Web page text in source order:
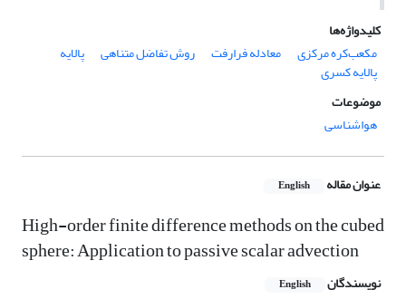
کلیدواژه‌ها
مکعب‌کره مرکزی
معادله فرارفت روش تفاضل متناهی پالایه
پالایه کسری
موضوعات
هواشناسی
عنوان مقاله English
High-order finite difference methods on the cubed
sphere: Application to passive scalar advection
نویسندگان English